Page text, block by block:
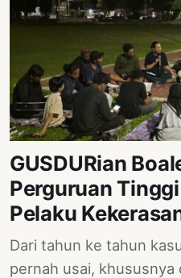
GUSDURian
Perguruan
Pelaku
Dari tahun ke tahun
pernah usai, khususnya